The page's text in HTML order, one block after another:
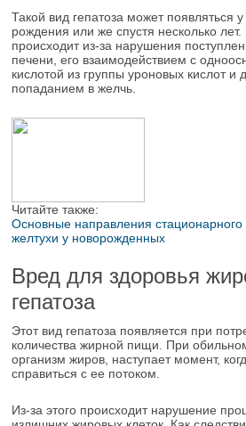
Такой вид гепатоза может появляться
рождения или же спустя несколько
происходит из-за нарушения
печени, его взаимодействием с
кислотой из группы уроновых кислот и
попаданием в желчь.
Читайте также:
Основные направления
желтухи у новорожденных
Вред для здоровья
гепатоза
Этот вид гепатоза появляется при
количества жирной пищи. При
организм жиров, наступает момент,
справиться с ее потоком.
Из-за этого происходит нарушение